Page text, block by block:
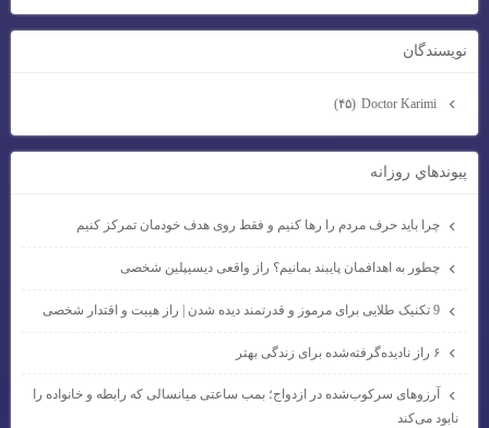
نويسندگان
(۴۵)
پيوندهاي روزانه
چرا باید حرف مردم را رها کنیم و فقط روی هدف خودمان تمرکز کنیم
چطور به اهدافمان پایبند بمانیم؟ راز واقعی دیسیپلین شخصی
9 تکنیک طلایی برای مرموز و قدرتمند دیده شدن | راز هیبت و اقتدار شخصی
۶ راز نادیده‌گرفته‌شده برای زندگی بهتر
آرزوهای سرکوب‌شده در ازدواج؛ بمب ساعتی میانسالی که رابطه و خانواده را
نابود می‌کند